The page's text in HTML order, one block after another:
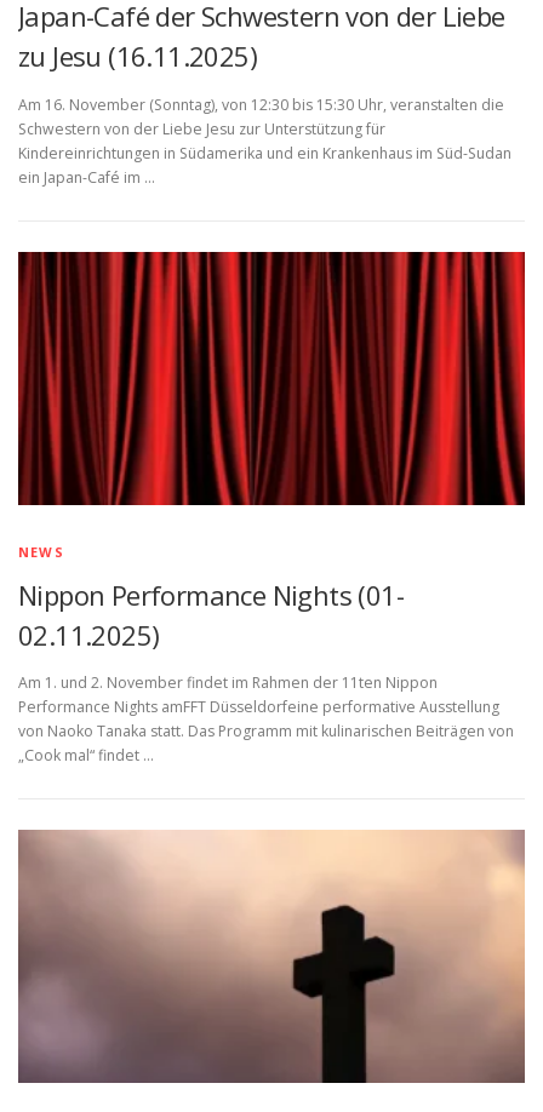
Japan-Café der Schwestern von der Liebe
zu Jesu (16.11.2025)
Am 16. November (Sonntag), von 12:30 bis 15:30 Uhr, veranstalten die
Schwestern von der Liebe Jesu zur Unterstützung für
Kindereinrichtungen in Südamerika und ein Krankenhaus im Süd-Sudan
ein Japan-Café im …
NEWS
Nippon Performance Nights (01-
02.11.2025)
Am 1. und 2. November findet im Rahmen der 11ten Nippon
Performance Nights amFFT Düsseldorfeine performative Ausstellung
von Naoko Tanaka statt. Das Programm mit kulinarischen Beiträgen von
„Cook mal“ findet …